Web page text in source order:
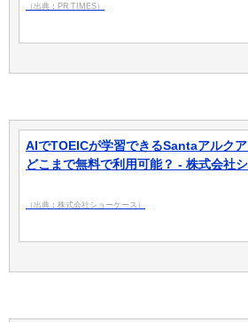
（出典：PR TIMES）
AIでTOEICが学習できるSantaアルクア
どこまで無料で利用可能？ - 株式会社
（出典：株式会社ショーケース）